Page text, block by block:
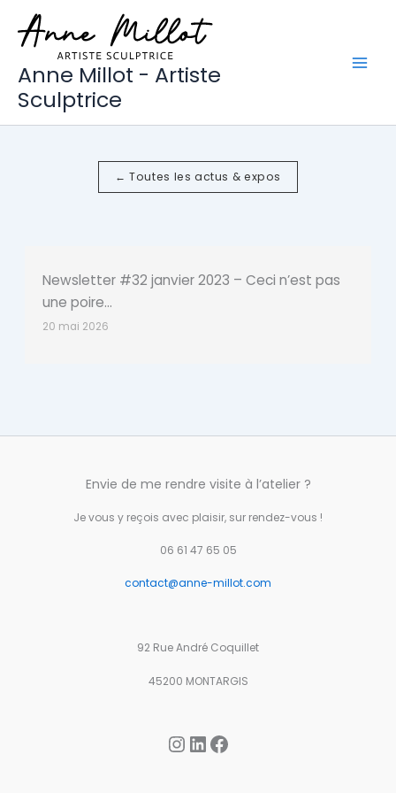
contenu
Anne Millot - Artiste
Sculptrice
← Toutes les actus & expos
Newsletter #32 janvier 2023 – Ceci n’est pas
une poire…
20 mai 2026
Envie de me rendre visite à l’atelier ?
Je vous y reçois avec plaisir, sur rendez-vous !
06 61 47 65 05
contact@anne-millot.com
92 Rue André Coquillet
45200 MONTARGIS
Instagram
LinkedInFacebook